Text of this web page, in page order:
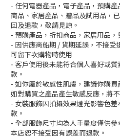
- 任何電器產品，電子產品，預購
商品、家居產品、贈品及試用品，
回及退款，敬請見諒。
- 預購產品，折扣商品，家居用品
- 因供應商船期 / 貨期延誤，不接
可留下次購物時使用
- 客戶使用後未能符合個人喜好或
款。
- 如你屬於敏感性肌膚，建議你購
如對購買之產品產生敏感反應，將
- 女裝服飾因拍攝效果燈光影響色
款。
- 全部服飾尺寸均為人手量度僅供
本店恕不接受因有誤差而退款。